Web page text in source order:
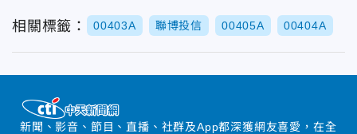
相關標籤： 00403A 聯博投信 00405A 00404A
新聞、影音、節目、直播、社群及App都深獲網友喜愛，在全